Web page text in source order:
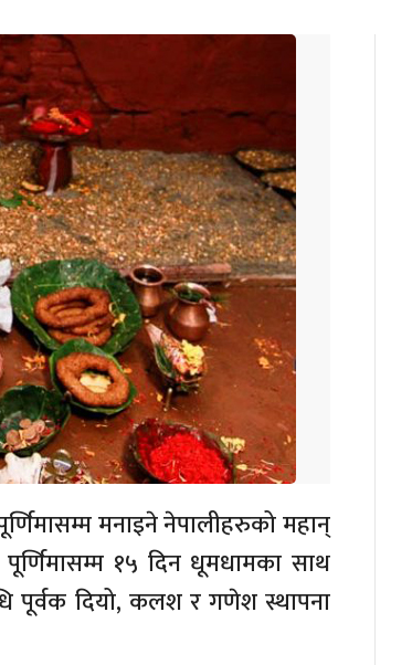
मनाइने नेपालीहरुको महान्
१५ दिन धूमधामका साथ
पूर्वक दियो, कलश र गणेश स्थापना